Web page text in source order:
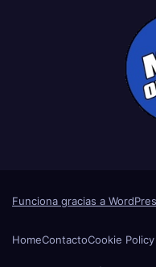
Funciona gracias a
HomeContactoCookie